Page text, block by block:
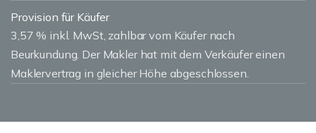
Provision für Käufer
3,57 % inkl. MwSt, zahlbar vom Käufer nach
Beurkundung. Der Makler hat mit dem Verkäufer einen
Maklervertrag in gleicher Höhe abgeschlossen.